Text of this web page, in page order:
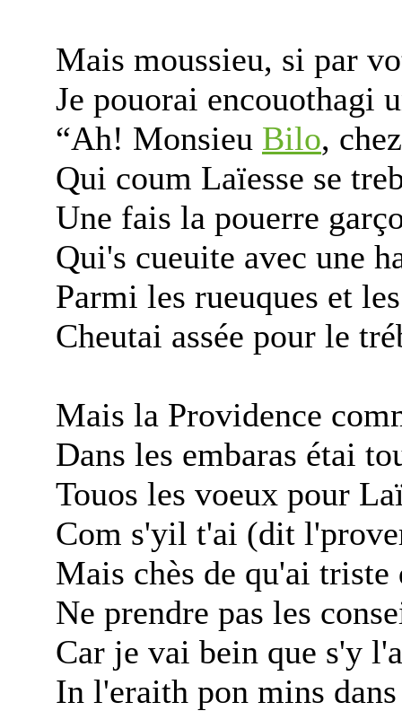
Mais moussieu, si par
Je pouorai encouothagi
“Ah! Monsieu Bilo,
Qui coum Laïesse se
Une fais la pouerre
Qui's cueuite avec une
Parmi les rueuques et
Cheutai assée pour le
Mais la Providence
Dans les embaras étai
Touos les voeux pour
Com s'yil t'ai (dit
Mais chès de qu'ai triste
Ne prendre pas les
Car je vai bein que s'y
In l'eraith pon mins